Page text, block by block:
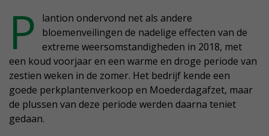
P
lantion ondervond net als andere
bloemenveilingen de nadelige effecten van de
extreme weersomstandigheden in 2018, met
een koud voorjaar en een warme en droge periode van
zestien weken in de zomer. Het bedrijf kende een
goede perkplantenverkoop en Moederdagafzet, maar
de plussen van deze periode werden daarna teniet
gedaan.